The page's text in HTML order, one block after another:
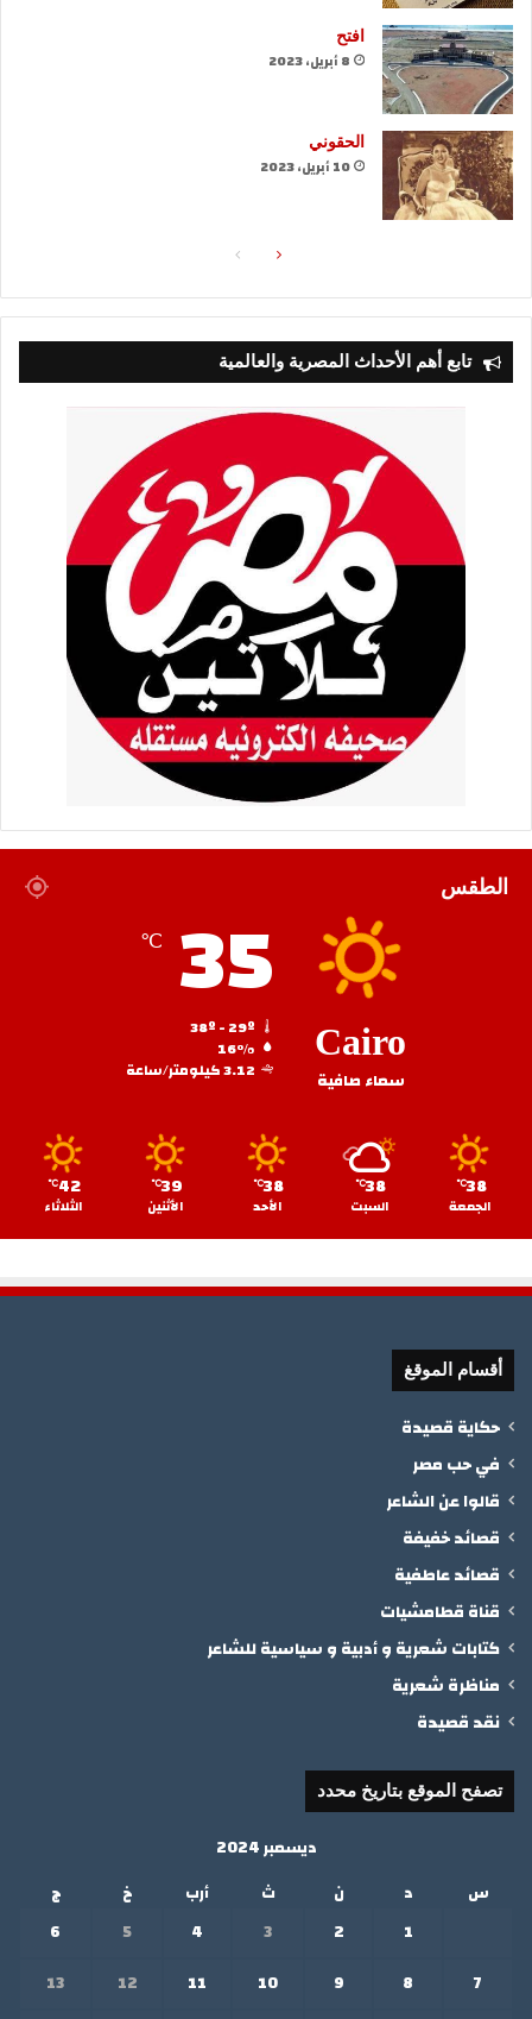
افتح
8 أبريل، 2023
الحقوني
10 أبريل، 2023
الصفحةالصفحة
تابع أهم الأحداث المصرية والعالمية
الطقس
Cairo
سماء صافية
35
℃
16%
3.12 كيلومتر/ساعة
38
℃
الجمعة
38
℃
السبت
38
℃
الأحد
39
℃
الأثنين
42
℃
الثلاثاء
أقسام الموقغ
حكاية قصيدة
في حب مصر
قالوا عن الشاعر
قصائد خفيفة
قصائد عاطفية
قناة قطامشيات
كتابات شعرية و أدبية و سياسية للشاعر
مناظرة شعرية
نقد قصيدة
تصفح الموقع بتاريخ محدد
ديسمبر 2024
س
د ن ث أرب خ
ج
1
2
3
4
5
6
7
8
9
10
11
12
13